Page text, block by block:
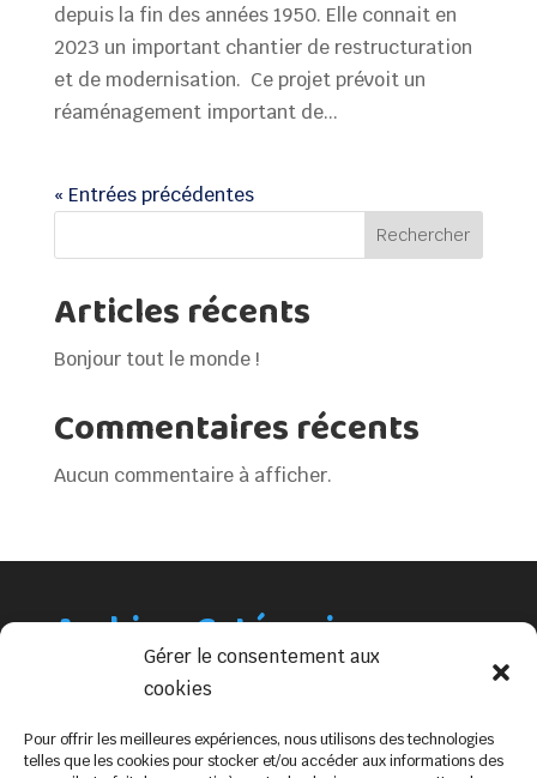
Gérer le consentement aux
cookies
Pour offrir les meilleures expériences, nous utilisons des technologies
telles que les cookies pour stocker et/ou accéder aux informations des
depuis la fin des années 1950. Elle connait en
2023 un important chantier de restructuration
et de modernisation. Ce projet prévoit un
réaménagement important de...
« Entrées précédentes
Rechercher
Articles récents
Bonjour tout le monde !
Commentaires récents
Aucun commentaire à afficher.
ArchivesCatégories